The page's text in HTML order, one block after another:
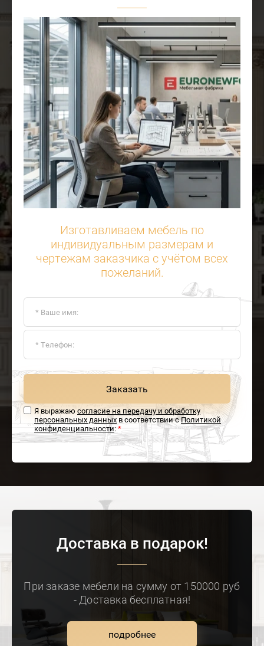
Изготавливаем мебель по
индивидуальным размерам и
чертежам заказчика с учётом всех
пожеланий.
Заказать
Я выражаюсогласие на передачу и обработку
персональных данных в соответствии сПолитикой
конфиденциальности: *
Доставка в подарок!
При заказе мебели на сумму от 150000 руб
- Доставка бесплатная!
подробнее